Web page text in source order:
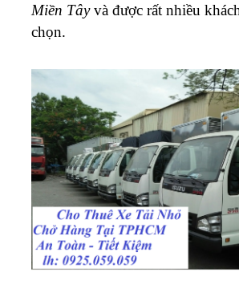
Miền Tâyvà được rất nhiều
chọn.